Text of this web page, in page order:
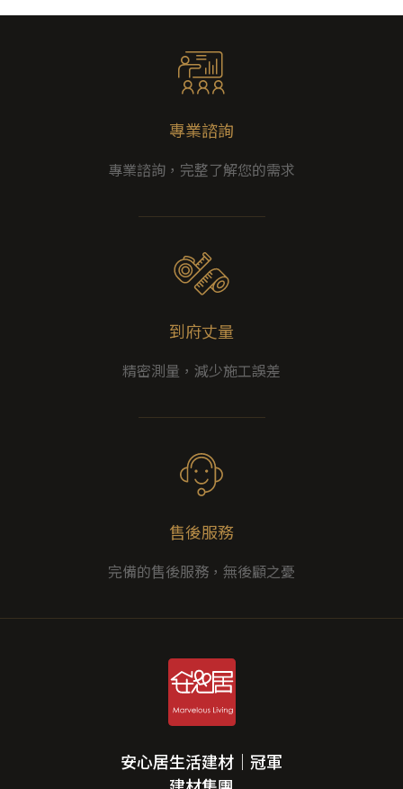
專業諮詢
專業諮詢，完整了解您的需求
到府丈量
精密測量，減少施工誤差
售後服務
完備的售後服務，無後顧之憂
安心居生活建材｜冠軍